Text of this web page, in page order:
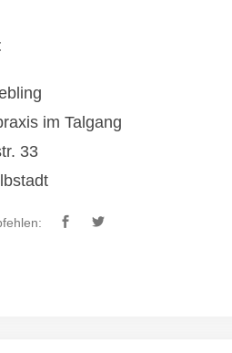
im Talgang
33